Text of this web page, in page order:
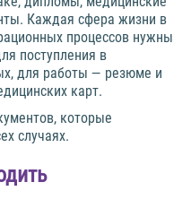
Каждая сфера жизни в
процессов нужны
поступления в
для работы — резюме и
карт.
которые
случаях.